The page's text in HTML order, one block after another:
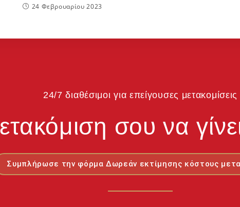
24 Φεβρουαρίου 2023
24/7 διαθέσιμοι για επείγουσες μετακομίσεις
σου να
Συμπλήρωσε την φόρμα Δωρεάν εκτίμησης κόστους